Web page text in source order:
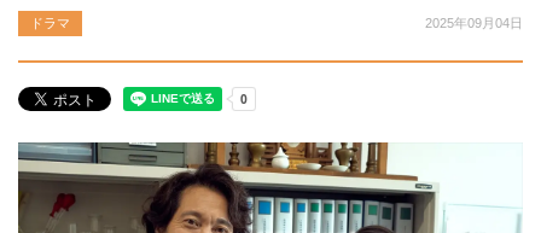
ドラマ 2025年09月04日